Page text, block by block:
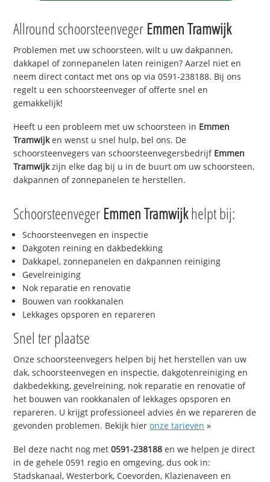
Allround schoorsteenveger Emmen Tramwijk
Problemen met uw schoorsteen, wilt u uw dakpannen,
dakkapel of zonnepanelen laten reinigen? Aarzel niet en
neem direct contact met ons op via 0591-238188. Bij ons
regelt u een schoorsteenveger of offerte snel en
gemakkelijk!
Heeft u een probleem met uw schoorsteen in Emmen
Tramwijken wenst u snel hulp, bel ons. De
schoorsteenvegers van schoorsteenvegersbedrijf Emmen
Tramwijkzijn elke dag bij u in de buurt om uw schoorsteen,
dakpannen of zonnepanelen te herstellen.
Schoorsteenveger Emmen Tramwijkhelpt bij:
Schoorsteenvegen en inspectie
Dakgoten reining en dakbedekking
Dakkapel, zonnepanelen en dakpannen reiniging
Gevelreiniging
Nok reparatie en renovatie
Bouwen van rookkanalen
Lekkages opsporen en repareren
Snel ter plaatse
Onze schoorsteenvegers helpen bij het herstellen van uw
dak, schoorsteenvegen en inspectie, dakgotenreiniging en
dakbedekking, gevelreining, nok reparatie en renovatie of
het bouwen van rookkanalen of lekkages opsporen en
repareren. U krijgt professioneel advies én we repareren de
gevonden problemen. Bekijk hieronze tarieven »
Bel deze nacht nog met0591-238188 en we helpen je direct
in de gehele 0591 regio en omgeving, dus ook in:
Stadskanaal, Westerbork, Coevorden, Klazienaveen en